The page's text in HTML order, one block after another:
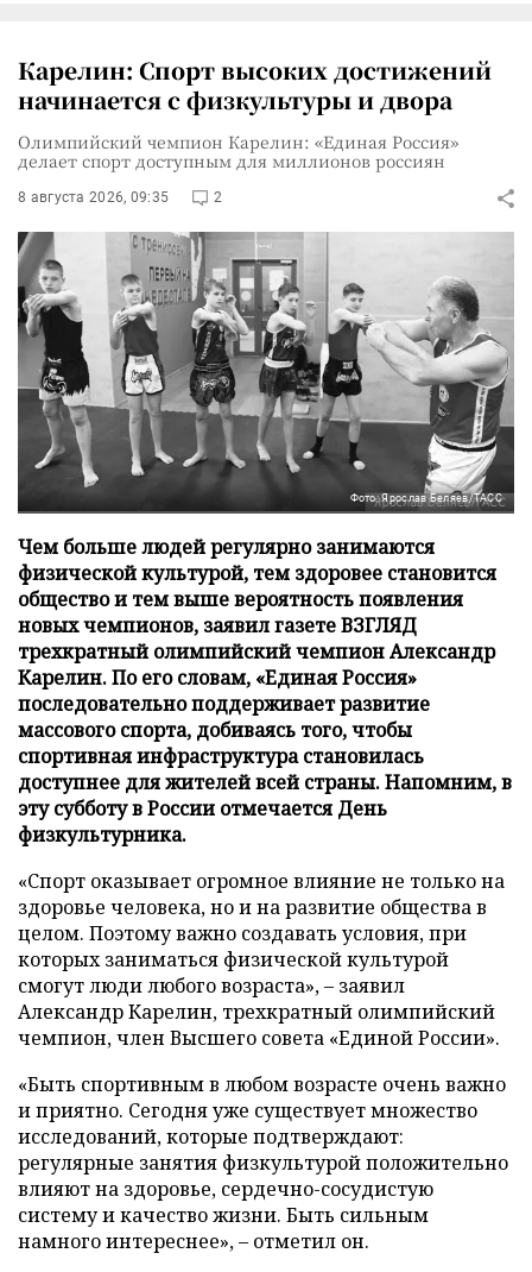
Карелин: Спорт высоких достижений
начинается с физкультуры и двора
Олимпийский чемпион Карелин: «Единая Россия»
делает спорт доступным для миллионов россиян
8 августа 2026, 09:35 2
Фото: Ярослав Беляев/ТАСС
Чем больше людей регулярно занимаются
физической культурой, тем здоровее становится
общество и тем выше вероятность появления
новых чемпионов, заявил газете ВЗГЛЯД
трехкратный олимпийский чемпион Александр
Карелин. По его словам, «Единая Россия»
последовательно поддерживает развитие
массового спорта, добиваясь того, чтобы
спортивная инфраструктура становилась
доступнее для жителей всей страны. Напомним, в
эту субботу в России отмечается День
физкультурника.
«Спорт оказывает огромное влияние не только на
здоровье человека, но и на развитие общества в
целом. Поэтому важно создавать условия, при
которых заниматься физической культурой
смогут люди любого возраста», – заявил
Александр Карелин, трехкратный олимпийский
чемпион, член Высшего совета «Единой России».
«Быть спортивным в любом возрасте очень важно
и приятно. Сегодня уже существует множество
исследований, которые подтверждают:
регулярные занятия физкультурой положительно
влияют на здоровье, сердечно-сосудистую
систему и качество жизни. Быть сильным
намного интереснее», – отметил он.